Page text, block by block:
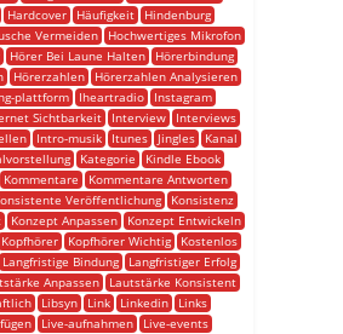
Hardcover Häufigkeit
Hindenburg
Vermeiden
Hochwertiges Mikrofon
Hörer Bei Laune Halten
Hörerbindung
Hörerzahlen
Hörerzahlen Analysieren
plattform Iheartradio
Instagram
Sichtbarkeit Interview
Interviews
Intro-musik Itunes Jingles
Kanal
Kategorie
Kindle Ebook
Kommentare
Kommentare Antworten
Veröffentlichung
Konsistenz
Konzept Anpassen
Konzept Entwickeln
Kopfhörer Kopfhörer Wichtig
Kostenlos
Langfristige Bindung
Langfristiger Erfolg
Anpassen
Lautstärke Konsistent
Libsyn Link Linkedin
Links
Live-aufnahmen
Live-events